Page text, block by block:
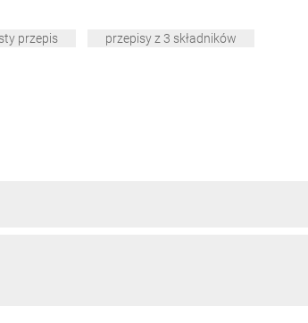
przepis przepisy z 3 składników